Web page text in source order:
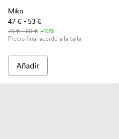
Miko
47 € - 53 €
79 € - 89 € -40%
Precio final acorde a la talla
Añadir